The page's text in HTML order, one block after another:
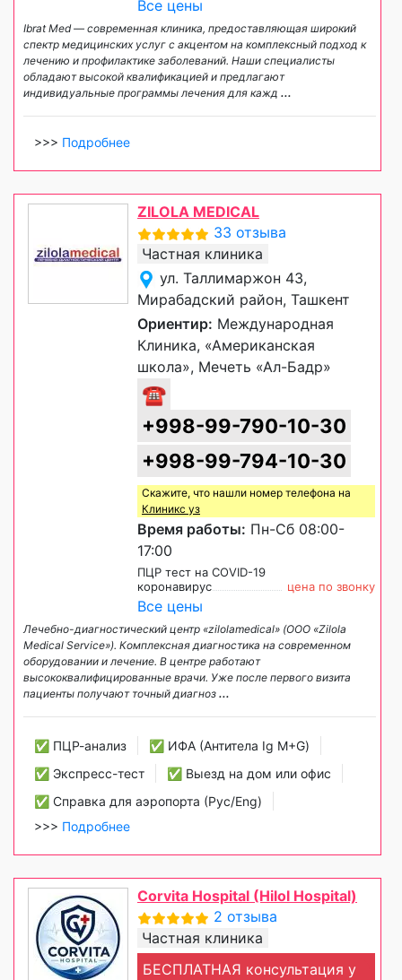
Все цены
Ibrat Med — современная клиника, предоставляющая широкий
спектр медицинских услуг с акцентом на комплексный подход к
лечению и профилактике заболеваний. Наши специалисты
обладают высокой квалификацией и предлагают
индивидуальные программы лечения для кажд ...
>>> Подробнее
ZILOLA MEDICAL
33 отзыва
Частная клиника
ул. Таллимаржон 43,
Мирабадский район, Ташкент
Ориентир: Международная
Клиника, «Американская
школа», Мечеть «Ал-Бадр»
☎
+998-99-790-10-30
+998-99-794-10-30
Скажите, что нашли номер телефона на
Клиникс уз
Время работы: Пн-Сб 08:00-
17:00
ПЦР тест на COVID-19
коронавирус
цена по звонку
Все цены
Лечебно-диагностический центр «zilolamedical» (ООО «Zilola
Medical Service»). Комплексная диагностика на современном
оборудовании и лечение. В центре работают
высококвалифицированные врачи. Уже после первого визита
пациенты получают точный диагноз ...
✅ ПЦР-анализ
✅ ИФА (Антитела Ig М+G)
✅ Экспресс-тест
✅ Выезд на дом или офис
✅ Справка для аэропорта (Рус/Eng)
>>> Подробнее
Corvita Hospital (Hilol Hospital)
2 отзыва
Частная клиника
БЕСПЛАТНАЯ консультация у